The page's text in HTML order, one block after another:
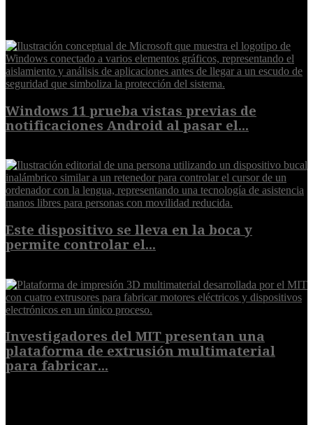
Windows 11 prueba vistas previas de
notificaciones Android al pasar el...
Este dispositivo se lleva en la boca y
permite controlar el...
Investigadores del MIT presentan una
plataforma de extrusión multimaterial
para fabricar...